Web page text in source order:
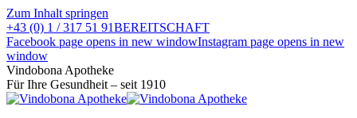
Zum Inhalt springen
+43 (0) 1 / 317 51 91BEREITSCHAFT
Facebook page opens in new windowInstagram page opens in new
window
Vindobona Apotheke
Für Ihre Gesundheit – seit 1910